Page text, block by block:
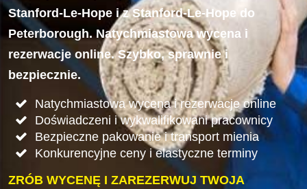
Stanford-Le-Hope i z Stanford-Le-Hope do
Peterborough. Natychmiastowa wycena i
rezerwacje online. Szybko, sprawnie i
bezpiecznie.
Natychmiastowa wycena i rezerwacje online
Doświadczeni i wykwalifikowani pracownicy
Bezpieczne pakowanie i transport mienia
Konkurencyjne ceny i elastyczne terminy
ZRÓB WYCENĘ I ZAREZERWUJ TWOJA